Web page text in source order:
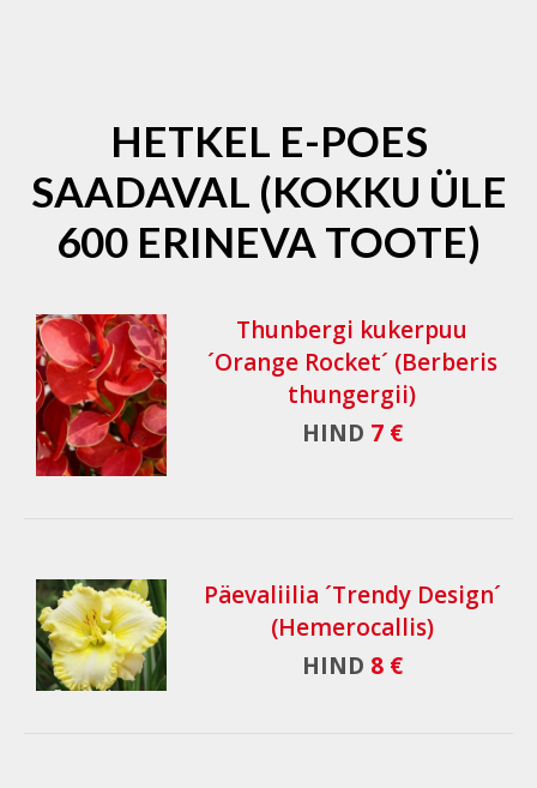
HETKEL E-POES
SAADAVAL (KOKKU ÜLE
600 ERINEVA TOOTE)
Thunbergi kukerpuu
´Orange Rocket´ (Berberis
thungergii)
HIND 7 €
Päevaliilia ´Trendy Design´
(Hemerocallis)
HIND 8 €